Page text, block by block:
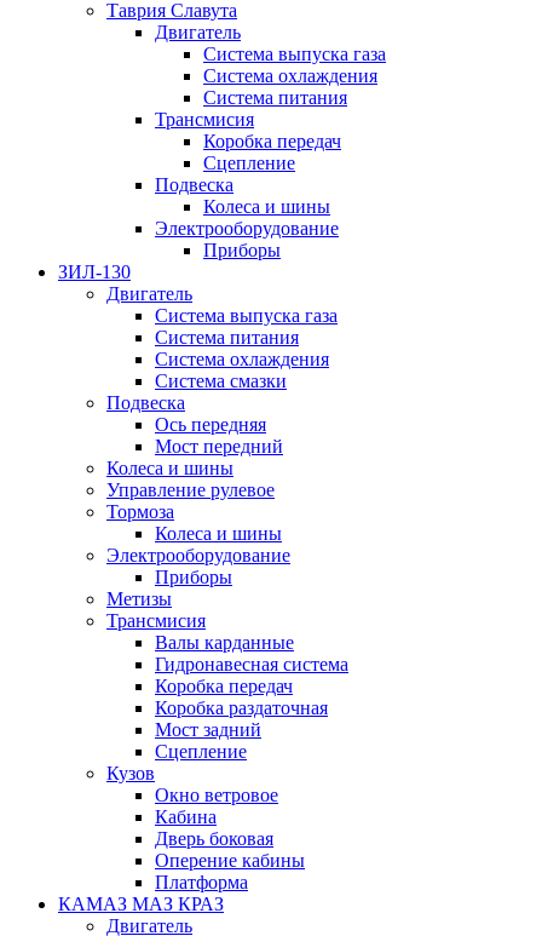
Таврия Славута
Двигатель
Система выпуска газа
Система охлаждения
Система питания
Трансмисия
Коробка передач
Сцепление
Подвеска
Колеса и шины
Электрооборудование
Приборы
ЗИЛ-130
Двигатель
Система выпуска газа
Система питания
Система охлаждения
Система смазки
Подвеска
Ось передняя
Мост передний
Колеса и шины
Управление рулевое
Тормоза
Колеса и шины
Электрооборудование
Приборы
Метизы
Трансмисия
Валы карданные
Гидронавесная система
Коробка передач
Коробка раздаточная
Мост задний
Сцепление
Кузов
Окно ветровое
Кабина
Дверь боковая
Оперение кабины
Платформа
КАМАЗ МАЗ КРАЗ
Двигатель